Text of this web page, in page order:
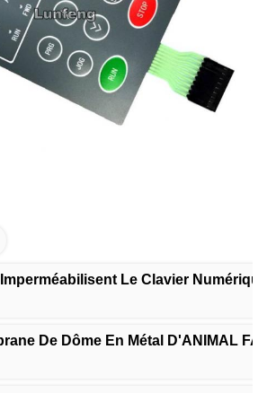
Le Clavier
De Dôme En Métal D'ANIMAL